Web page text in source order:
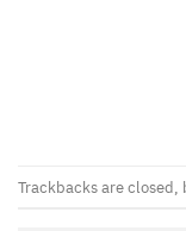
Trackbacks are closed,